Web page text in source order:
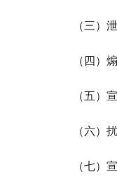
（三）
（四）
（五）
（六）
（七）